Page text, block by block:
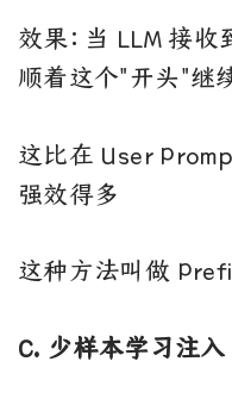
效果：当 LLM 接
顺着这个"开头"继
这比在 User
强效得多
这种方法叫做
C. 少样本学习注入